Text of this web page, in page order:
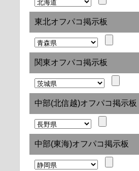
東北オフパコ掲示板
関東オフパコ掲示板
中部(北信越)オフパコ掲示板
中部(東海)オフパコ掲示板